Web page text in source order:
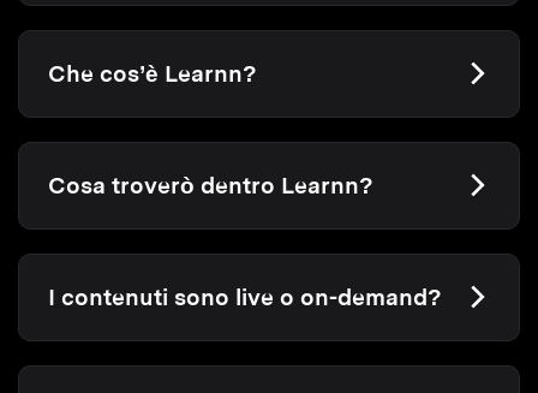
Che cos’è Learnn?
Cosa troverò dentro Learnn?
I contenuti sono live o on-demand?